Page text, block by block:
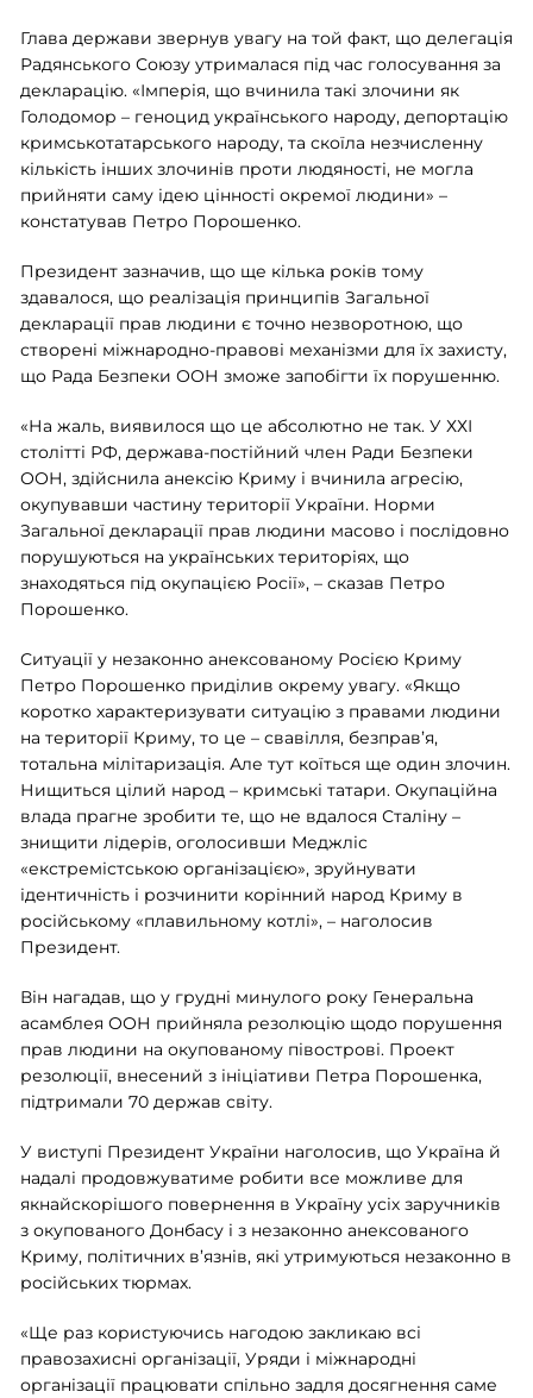
Глава держави звернув увагу на той факт, що делегація
Радянського Союзу утрималася під час голосування за
декларацію. «Імперія, що вчинила такі злочини як
Голодомор – геноцид українського народу, депортацію
кримськотатарського народу, та скоїла незчисленну
кількість інших злочинів проти людяності, не могла
прийняти саму ідею цінності окремої людини» –
констатував Петро Порошенко.
Президент зазначив, що ще кілька років тому
здавалося, що реалізація принципів Загальної
декларації прав людини є точно незворотною, що
створені міжнародно-правові механізми для їх захисту,
що Рада Безпеки ООН зможе запобігти їх порушенню.
«На жаль, виявилося що це абсолютно не так. У ХХІ
столітті РФ, держава-постійний член Ради Безпеки
ООН, здійснила анексію Криму і вчинила агресію,
окупувавши частину території України. Норми
Загальної декларації прав людини масово і послідовно
порушуються на українських територіях, що
знаходяться під окупацією Росії», – сказав Петро
Порошенко.
Ситуації у незаконно анексованому Росією Криму
Петро Порошенко приділив окрему увагу. «Якщо
коротко характеризувати ситуацію з правами людини
на території Криму, то це – свавілля, безправ’я,
тотальна мілітаризація. Але тут коїться ще один злочин.
Нищиться цілий народ – кримські татари. Окупаційна
влада прагне зробити те, що не вдалося Сталіну –
знищити лідерів, оголосивши Меджліс
«екстремістською організацією», зруйнувати
ідентичність і розчинити корінний народ Криму в
російському «плавильному котлі», – наголосив
Президент.
Він нагадав, що у грудні минулого року Генеральна
асамблея ООН прийняла резолюцію щодо порушення
прав людини на окупованому півострові. Проект
резолюції, внесений з ініціативи Петра Порошенка,
підтримали 70 держав світу.
У виступі Президент України наголосив, що Україна й
надалі продовжуватиме робити все можливе для
якнайскорішого повернення в Україну усіх заручників
з окупованого Донбасу і з незаконно анексованого
Криму, політичних в’язнів, які утримуються незаконно в
російських тюрмах.
«Ще раз користуючись нагодою закликаю всі
правозахисні організації, Уряди і міжнародні
організації працювати спільно задля досягнення саме